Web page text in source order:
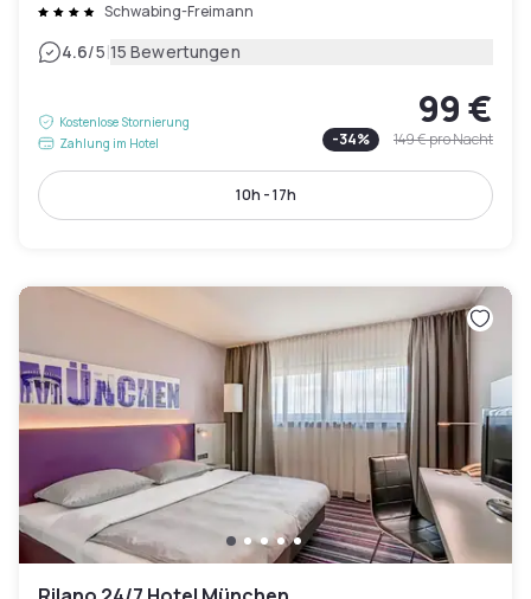
Schwabing-Freimann
4.6/5|15 Bewertungen
Kostenlose Stornierung
Zahlung im Hotel
99 €
-34% 149 €pro Nacht
10h - 17h